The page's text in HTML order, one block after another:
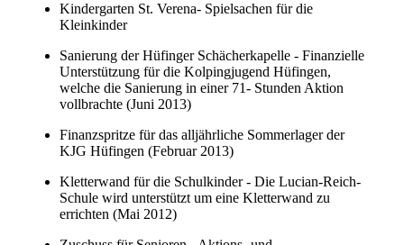
Kindergarten St. Verena- Spielsachen für die
Kleinkinder
Sanierung der Hüfinger Schächerkapelle - Finanzielle
Unterstützung für die Kolpingjugend Hüfingen,
welche die Sanierung in einer 71- Stunden Aktion
vollbrachte (Juni 2013)
Finanzspritze für das alljährliche Sommerlager der
KJG Hüfingen (Februar 2013)
Kletterwand für die Schulkinder - Die Lucian-Reich-
Schule wird unterstützt um eine Kletterwand zu
errichten (Mai 2012)